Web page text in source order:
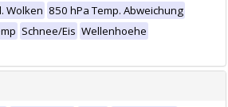
Wolken 850 hPa Temp. Abweichung
Schnee/Eis Wellenhoehe